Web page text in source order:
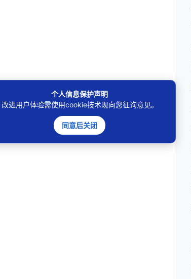
个人信息保护声明
改进用户体验需使用cookie技术现向您征询意见。
同意后关闭